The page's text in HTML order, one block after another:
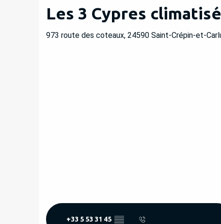
Les 3 Cypres
973 route des coteaux, 24590 Saint-Crépin-et-
+33 5 53 31 45 ▒▒